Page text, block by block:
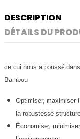
DESCRIPTION
DÉTAILS DU
ce qui nous a poussé
Bambou
Optimiser, maximiser
la robustesse
Économiser,